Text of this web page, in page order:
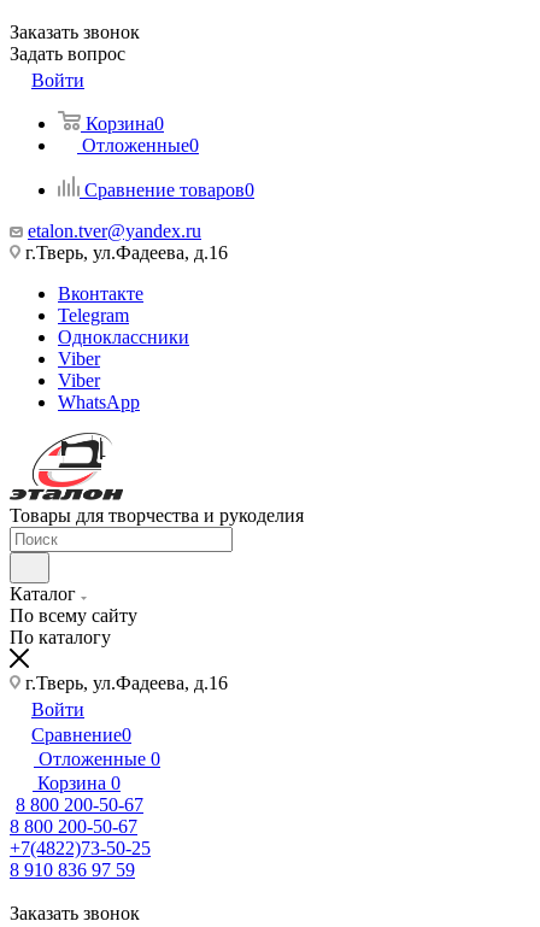
Заказать звонок
Задать вопрос
Войти
Корзина0
Отложенные0
Сравнение товаров0
etalon.tver@yandex.ru
г.Тверь, ул.Фадеева, д.16
Вконтакте
Telegram
Одноклассники
Viber
Viber
WhatsApp
Товары для творчества и рукоделия
Каталог
По всему сайту
По каталогу
г.Тверь, ул.Фадеева, д.16
Войти
Сравнение0
Отложенные 0
Корзина 0
8 800 200-50-67
8 800 200-50-67
+7(4822)73-50-25
8 910 836 97 59
Заказать звонок